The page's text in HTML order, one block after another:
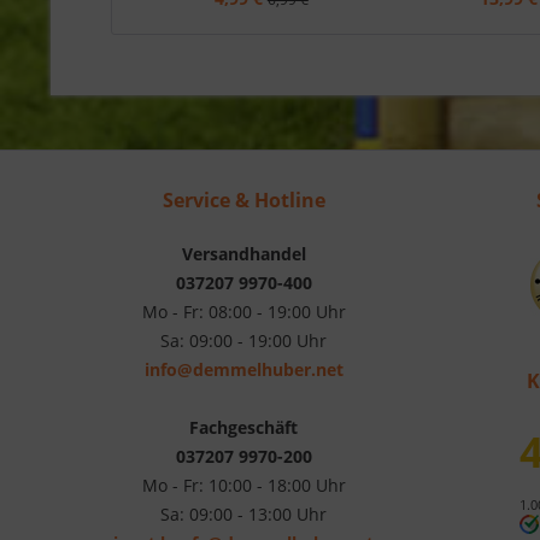
Service & Hotline
Versandhandel
037207 9970-400
Mo - Fr: 08:00 - 19:00 Uhr
Sa: 09:00 - 19:00 Uhr
info@demmelhuber.net
Fachgeschäft
037207 9970-200
Mo - Fr: 10:00 - 18:00 Uhr
Sa: 09:00 - 13:00 Uhr